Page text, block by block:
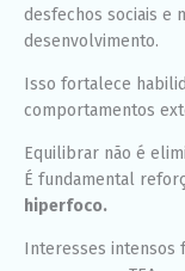
desfechos sociais e
desenvolvimento.
Isso fortalece
comportamentos
Equilibrar não é
É fundamental
hiperfoco.
Interesses intensos